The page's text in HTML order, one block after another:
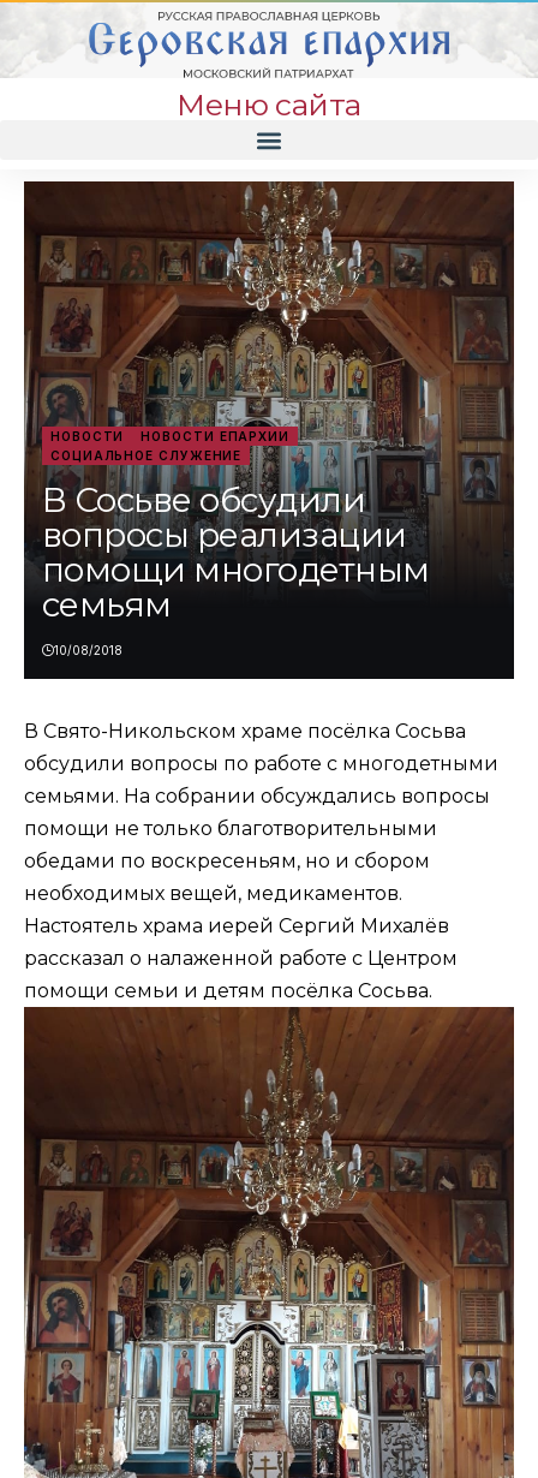
Меню сайта
НОВОСТИ
НОВОСТИ ЕПАРХИИ
СОЦИАЛЬНОЕ СЛУЖЕНИЕ
В Сосьве обсудили
вопросы реализации
помощи многодетным
семьям
10/08/2018
В Свято-Никольском храме посёлка Сосьва
обсудили вопросы по работе с многодетными
семьями. На собрании обсуждались вопросы
помощи не только благотворительными
обедами по воскресеньям, но и сбором
необходимых вещей, медикаментов.
Настоятель храма иерей Сергий Михалёв
рассказал о налаженной работе с Центром
помощи семьи и детям посёлка Сосьва.